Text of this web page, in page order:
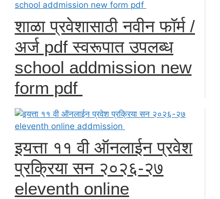
शाळा प्रवेशासाठी नवीन फॉर्म /
अर्ज pdf स्वरूपात उपलब्ध
school addmission new
form pdf
इयत्ता ११ वी ऑनलाईन प्रवेश
प्रक्रिया सन २०२६-२७
eleventh online